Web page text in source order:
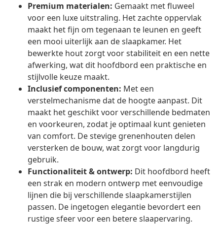
Premium materialen: Gemaakt met fluweel
voor een luxe uitstraling. Het zachte oppervlak
maakt het fijn om tegenaan te leunen en geeft
een mooi uiterlijk aan de slaapkamer. Het
bewerkte hout zorgt voor stabiliteit en een nette
afwerking, wat dit hoofdbord een praktische en
stijlvolle keuze maakt.
Inclusief componenten: Met een
verstelmechanisme dat de hoogte aanpast. Dit
maakt het geschikt voor verschillende bedmaten
en voorkeuren, zodat je optimaal kunt genieten
van comfort. De stevige grenenhouten delen
versterken de bouw, wat zorgt voor langdurig
gebruik.
Functionaliteit & ontwerp: Dit hoofdbord heeft
een strak en modern ontwerp met eenvoudige
lijnen die bij verschillende slaapkamerstijlen
passen. De ingetogen elegantie bevordert een
rustige sfeer voor een betere slaapervaring.